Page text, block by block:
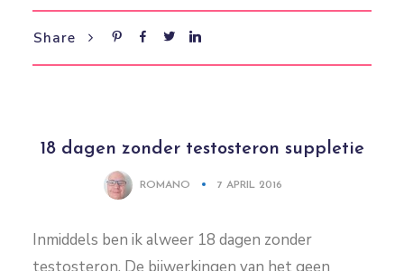
Share
18 dagen zonder testosteron suppletie
ROMANO 7 APRIL 2016
Inmiddels ben ik alweer 18 dagen zonder